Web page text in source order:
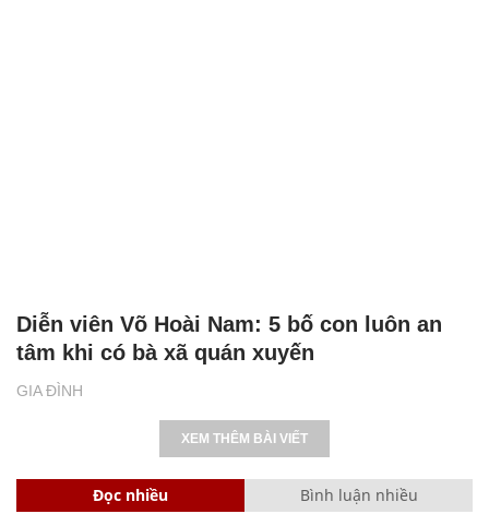
GIA ĐÌNH
Diễn viên Võ Hoài Nam: 5 bố con luôn an
tâm khi có bà xã quán xuyến
XEM THÊM BÀI VIẾT
Đọc nhiều Bình luận nhiều